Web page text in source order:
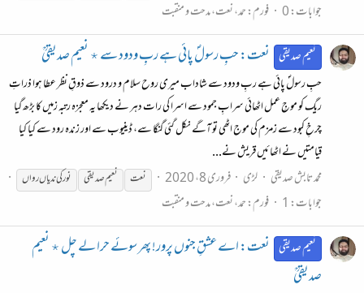
جوابات: 0 فورم:حمد، نعت، مدحت و منقبت
نعیم صدیقی نعت: حبِ رسولؐ پائی ہے ربِ ودود سے ٭ نعیم صدیقیؒ
حبِ رسولؐ پائی ہے ربِ ودود سے شاداب میری روح سلام و درود سے ذوقِ نظر عطا ہوا ذراتِ
ریگ کو موجِ عمل اٹھائی سرابِ جمود سے اسرا کی رات دہر نے دیکھا یہ معجزہ رتبہ زمیں کا بڑھ گیا
چرخِ کبود سے زمزم کی موج اٹھی تو آگے نکل گئی گنگا سے، ڈینیوب سے اور زندہ رود سے کیا کیا
قیامتیں نے اٹھائیں قریش نے...
محمد تابش صدیقی
لڑی فروری 8، 2020 نعت نعیم صدیقی نورکیندیاںرواں
جوابات: 1 فورم:حمد، نعت، مدحت و منقبت
نعیم صدیقی نعت: اے عشقِ جنوں پرور! پھر سوئے حرا لے چل ٭ نعیم
صدیقیؒ